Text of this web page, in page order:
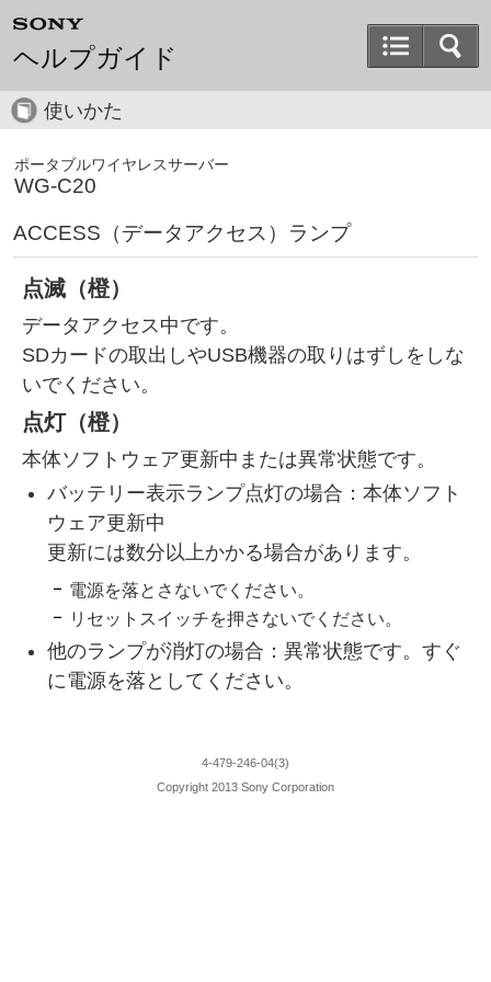
ヘルプガイド
使いかた
ポータブルワイヤレスサーバー
WG-C20
ACCESS（データアクセス）ランプ
点滅（橙）
データアクセス中です。
SDカードの取出しやUSB機器の取りはずしをしな
いでください。
点灯（橙）
本体ソフトウェア更新中または異常状態です。
バッテリー表示ランプ点灯の場合：本体ソフト
ウェア更新中
更新には数分以上かかる場合があります。
電源を落とさないでください。
リセットスイッチを押さないでください。
他のランプが消灯の場合：異常状態です。すぐ
に電源を落としてください。
4-479-246-04(3)
Copyright 2013 Sony Corporation